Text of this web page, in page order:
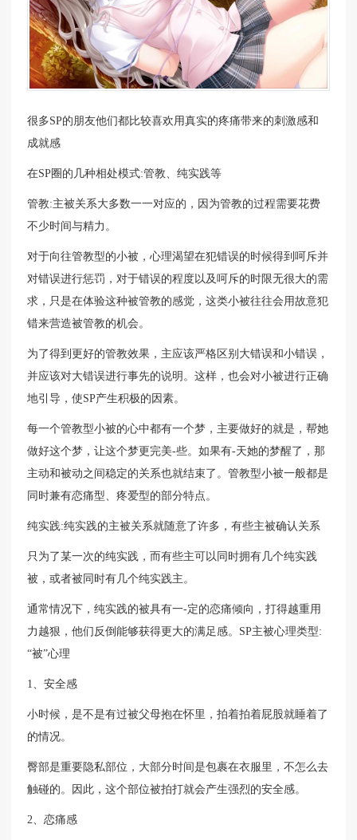
很多SP的朋友他们都比较喜欢用真实的疼痛带来的刺激感和
成就感
在SP圈的几种相处模式:管教、纯实践等
管教:主被关系大多数一一对应的，因为管教的过程需要花费
不少时间与精力。
对于向往管教型的小被，心理渴望在犯错误的时候得到呵斥并
对错误进行惩罚，对于错误的程度以及呵斥的时限无很大的需
求，只是在体验这种被管教的感觉，这类小被往往会用故意犯
错来营造被管教的机会。
为了得到更好的管教效果，主应该严格区别大错误和小错误，
并应该对大错误进行事先的说明。这样，也会对小被进行正确
地引导，使SP产生积极的因素。
每一个管教型小被的心中都有一个梦，主要做好的就是，帮她
做好这个梦，让这个梦更完美-些。如果有-天她的梦醒了，那
主动和被动之间稳定的关系也就结束了。管教型小被一般都是
同时兼有恋痛型、疼爱型的部分特点。
纯实践:纯实践的主被关系就随意了许多，有些主被确认关系
只为了某一次的纯实践，而有些主可以同时拥有几个纯实践
被，或者被同时有几个纯实践主。
通常情况下，纯实践的被具有一-定的恋痛倾向，打得越重用
力越狠，他们反倒能够获得更大的满足感。SP主被心理类型:
“被”心理
1、安全感
小时候，是不是有过被父母抱在怀里，拍着拍着屁股就睡着了
的情况。
臀部是重要隐私部位，大部分时间是包裹在衣服里，不怎么去
触碰的。因此，这个部位被拍打就会产生强烈的安全感。
2、恋痛感